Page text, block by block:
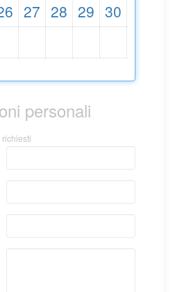
27 28 29 30
personali